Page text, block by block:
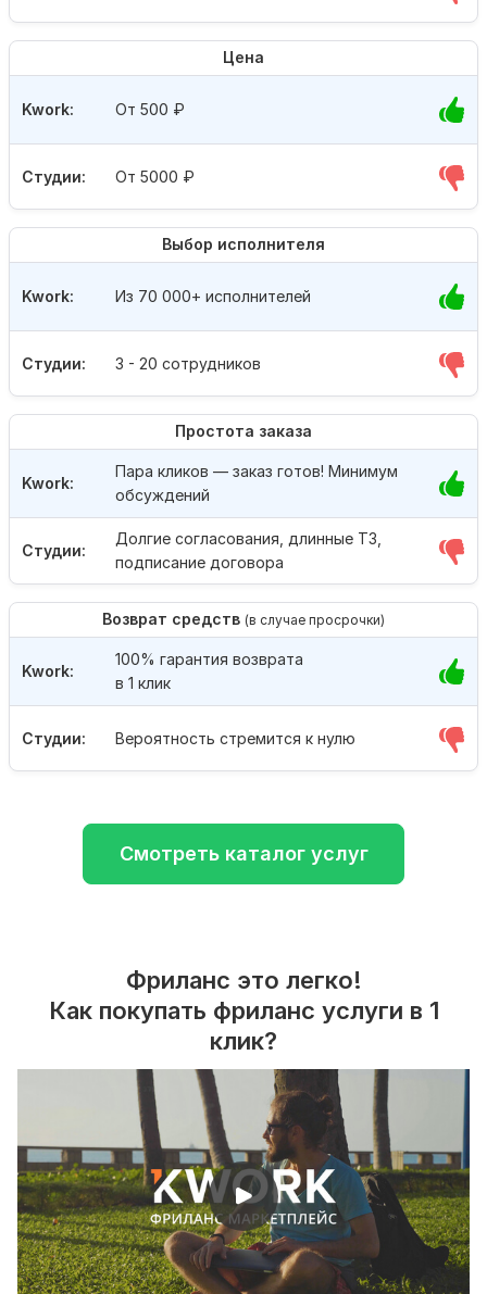
Цена
Студии: От 5000 ₽
Kwork: От 500 ₽
Выбор исполнителя
Студии: 3 - 20 сотрудников
Kwork: Из 70 000+ исполнителей
Простота заказа
Студии:
Долгие согласования, длинные ТЗ,
подписание договора
Kwork:
Пара кликов — заказ готов! Минимум
обсуждений
Возврат средств (в случае просрочки)
Студии: Вероятность стремится к нулю
Kwork:
100% гарантия возврата
в 1 клик
Смотреть каталог услуг
Фриланс это легко!
Как покупать фриланс услуги в 1
клик?